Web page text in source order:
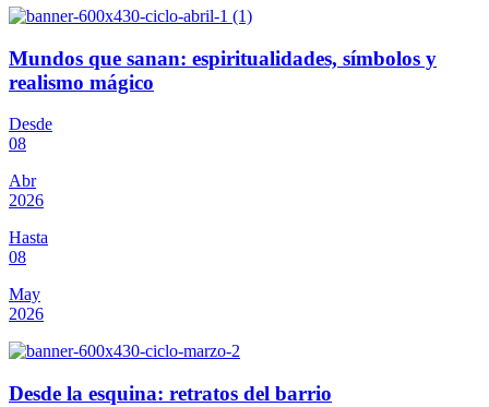
Mundos que sanan: espiritualidades, símbolos y
realismo mágico
Desde
08
Abr
2026
Hasta
08
May
2026
Desde la esquina: retratos del barrio